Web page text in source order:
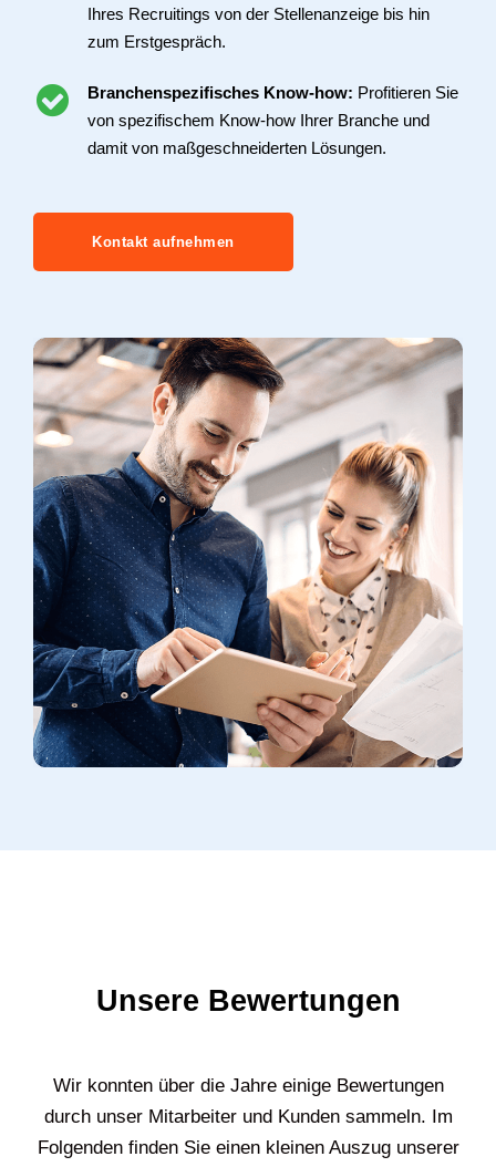
Ihres Recruitings von der Stellenanzeige bis hin
zum Erstgespräch.
Branchenspezifisches Know-how: Profitieren Sie
von spezifischem Know-how Ihrer Branche und
damit von maßgeschneiderten Lösungen.
Kontakt aufnehmen
Unsere Bewertungen
Wir konnten über die Jahre einige Bewertungen
durch unser Mitarbeiter und Kunden sammeln. Im
Folgenden finden Sie einen kleinen Auszug unserer